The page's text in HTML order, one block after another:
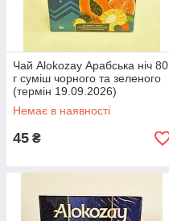
Чай Alokozay Арабська ніч 80
г суміш чорного та зеленого
(термін 19.09.2026)
Немає в наявності
45 ₴